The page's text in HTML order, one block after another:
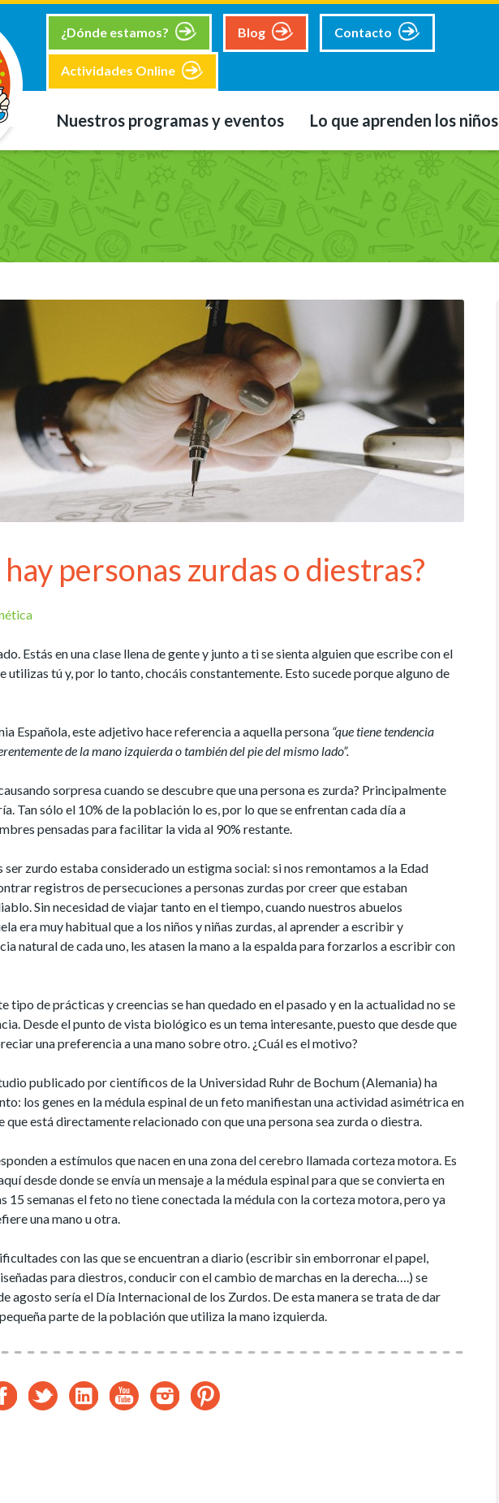
¿Dónde estamos? Blog Contacto
Actividades Online
Nuestros programas y eventos Lo que aprenden los niños
personas zurdas o diestras?
Estás en una clase llena de gente y junto a ti se sienta alguien que escribe con el
utilizas tú y, por lo tanto, chocáis constantemente. Esto sucede porque alguno de
Española, este adjetivo hace referencia a aquella persona “que tiene tendencia
de la mano izquierda o también del pie del mismo lado”.
sorpresa cuando se descubre que una persona es zurda? Principalmente
Tan sólo el 10% de la población lo es, por lo que se enfrentan cada día a
pensadas para facilitar la vida al 90% restante.
ser zurdo estaba considerado un estigma social: si nos remontamos a la Edad
registros de persecuciones a personas zurdas por creer que estaban
Sin necesidad de viajar tanto en el tiempo, cuando nuestros abuelos
era muy habitual que a los niños y niñas zurdas, al aprender a escribir y
natural de cada uno, les atasen la mano a la espalda para forzarlos a escribir con
tipo de prácticas y creencias se han quedado en el pasado y en la actualidad no se
Desde el punto de vista biológico es un tema interesante, puesto que desde que
una preferencia a una mano sobre otro. ¿Cuál es el motivo?
publicado por científicos de la Universidad Ruhr de Bochum (Alemania) ha
los genes en la médula espinal de un feto manifiestan una actividad asimétrica en
que está directamente relacionado con que una persona sea zurda o diestra.
a estímulos que nacen en una zona del cerebro llamada corteza motora. Es
desde donde se envía un mensaje a la médula espinal para que se convierta en
15 semanas el feto no tiene conectada la médula con la corteza motora, pero ya
una mano u otra.
con las que se encuentran a diario (escribir sin emborronar el papel,
para diestros, conducir con el cambio de marchas en la derecha….) se
agosto sería el Día Internacional de los Zurdos. De esta manera se trata de dar
parte de la población que utiliza la mano izquierda.